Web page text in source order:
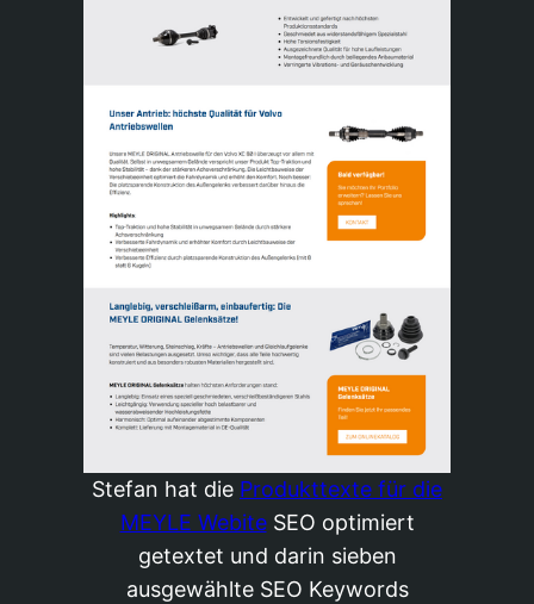
Stefan hat die Produkttexte für die
MEYLE WebiteSEO optimiert
getextet und darin sieben
ausgewählte SEO Keywords